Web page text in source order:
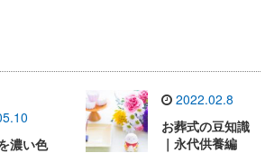
濃い色
2022.02.8
お葬式の豆知識
｜永代供養編